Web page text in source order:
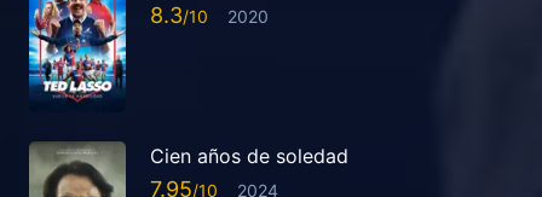
8.3 2020
Cien años de soledad
7.95 2024